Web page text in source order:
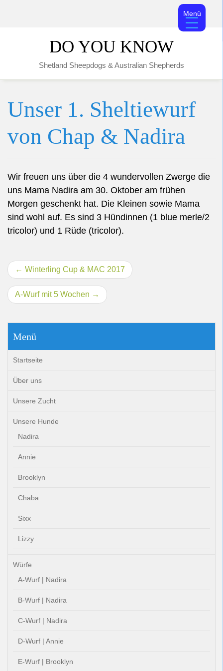
Menü
DO YOU KNOW
Shetland Sheepdogs & Australian Shepherds
Unser 1. Sheltiewurf
von Chap & Nadira
Wir freuen uns über die 4 wundervollen Zwerge die
uns Mama Nadira am 30. Oktober am frühen
Morgen geschenkt hat. Die Kleinen sowie Mama
sind wohl auf. Es sind 3 Hündinnen (1 blue merle/2
tricolor) und 1 Rüde (tricolor).
Beitragsnavigation
Winterling Cup & MAC 2017
A-Wurf mit 5 Wochen
Menü
Startseite
Über uns
Unsere Zucht
Unsere Hunde
Nadira
Annie
Brooklyn
Chaba
Sixx
Lizzy
Würfe
A-Wurf | Nadira
B-Wurf | Nadira
C-Wurf | Nadira
D-Wurf | Annie
E-Wurf | Brooklyn